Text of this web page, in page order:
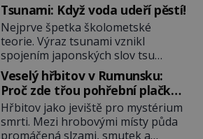
Tsunami: Když voda udeří pěstí!
Nejprve špetka školometské
teorie. Výraz tsunami vznikl
spojením japonských slov tsu
(přístav) a nami (vlna). Jedná se o
dlouhou vlnu, která je na volném
moři takřka nepostřehnutelná.
Ačkoli je vlnová délka tsunami i 300
kilometrů, výška vlny na volném
Veselý hřbitov v Rumunsku:
Proč zde třou pohřební plačky
bídu s nouzí?
Hřbitov jako jeviště pro mystérium
smrti. Mezi hrobovými místy půda
promáčená slzami, smutek a